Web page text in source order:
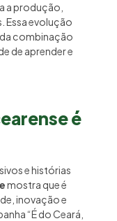
a produção,
Essa evolução
combinação
de aprender e
é
e histórias
mostra que é
inovação e
“É do Ceará,